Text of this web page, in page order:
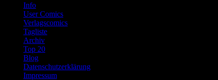
Info
User Comics
Verlagscomics
Tagliste
Archiv
Top 20
Blog
Datenschutzerklärung
Impressum